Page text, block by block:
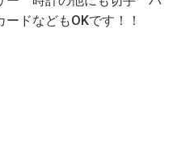
ドなどもOKです！！